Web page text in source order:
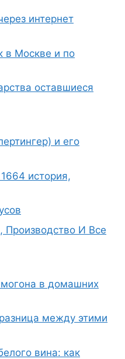
интернет
в Москве и по
оставшиеся
и его
история,
Производство И Все
в домашних
между этими
вина: как